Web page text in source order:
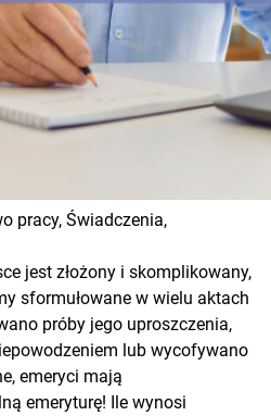
pracy, Świadczenia,
jest złożony i skomplikowany,
sformułowane w wielu aktach
próby jego uproszczenia,
lub wycofywano
emeryci mają
emeryturę! Ile wynosi